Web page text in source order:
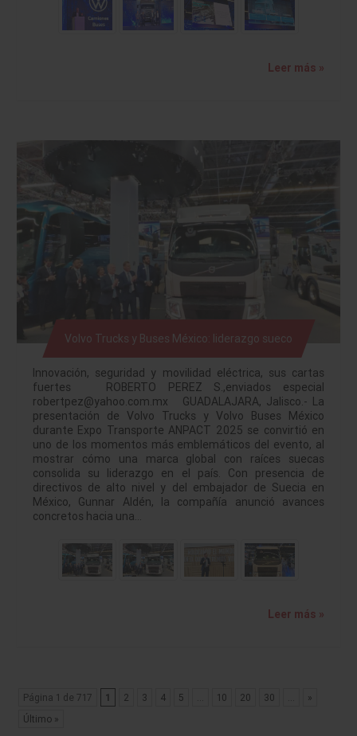
Leer más »
Volvo Trucks y Buses México: liderazgo sueco
Innovación, seguridad y movilidad eléctrica, sus cartas
fuertes ROBERTO PEREZ S.,enviados especial
robertpez@yahoo.com.mx GUADALAJARA, Jalisco.- La
presentación de Volvo Trucks y Volvo Buses México
durante Expo Transporte ANPACT 2025 se convirtió en
uno de los momentos más emblemáticos del evento, al
mostrar cómo una marca global con raíces suecas
consolida su liderazgo en el país. Con presencia de
directivos de alto nivel y del embajador de Suecia en
México, Gunnar Aldén, la compañía anunció avances
concretos hacia una…
Leer más »
Página 1 de 717 1 2 3 4 5 10 20 30
»
Último »